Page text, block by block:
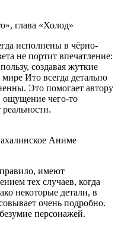
глава «Холод»
исполнены в чёрно-
не портит впечатление:
создавая жуткие
Ито всегда детально
Это помогает автору
ощущение чего-то
реальности.
Аниме
имеют
тех случаев, когда
некоторые детали, в
очень подробно.
персонажей.